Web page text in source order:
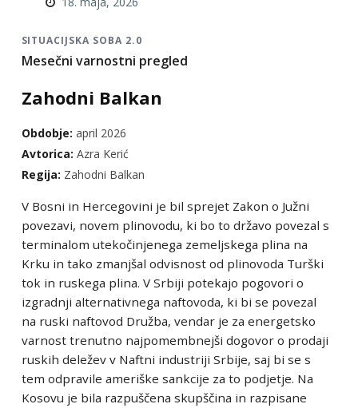
SITUACIJSKA SOBA 2.0
Mesečni varnostni pregled
Zahodni Balkan
Obdobje: april 2026
Avtorica: Azra Kerić
Regija: Zahodni Balkan
V Bosni in Hercegovini je bil sprejet Zakon o Južni
povezavi, novem plinovodu, ki bo to državo povezal s
terminalom utekočinjenega zemeljskega plina na
Krku in tako zmanjšal odvisnost od plinovoda Turški
tok in ruskega plina. V Srbiji potekajo pogovori o
izgradnji alternativnega naftovoda, ki bi se povezal
na ruski naftovod Družba, vendar je za energetsko
varnost trenutno najpomembnejši dogovor o prodaji
ruskih deležev v Naftni industriji Srbije, saj bi se s
tem odpravile ameriške sankcije za to podjetje. Na
Kosovu je bila razpuščena skupščina in razpisane